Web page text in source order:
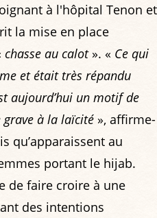
à l'hôpital Tenon et
la mise en place
chasse au calot». « Ce qui
et était très répandu
aujourd’hui un motif de
à la laïcité », affirme-
qu’apparaissent au
portant le hijab.
de faire croire à une
des intentions